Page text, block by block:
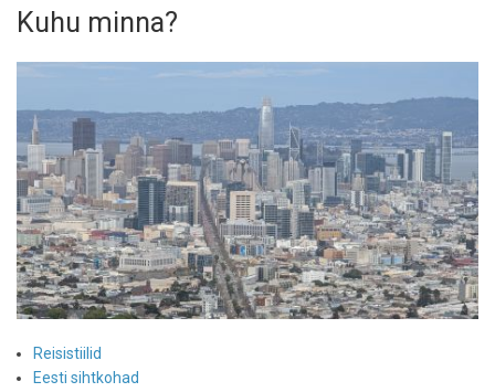
Kuhu minna?
Reisistiilid
Eesti sihtkohad